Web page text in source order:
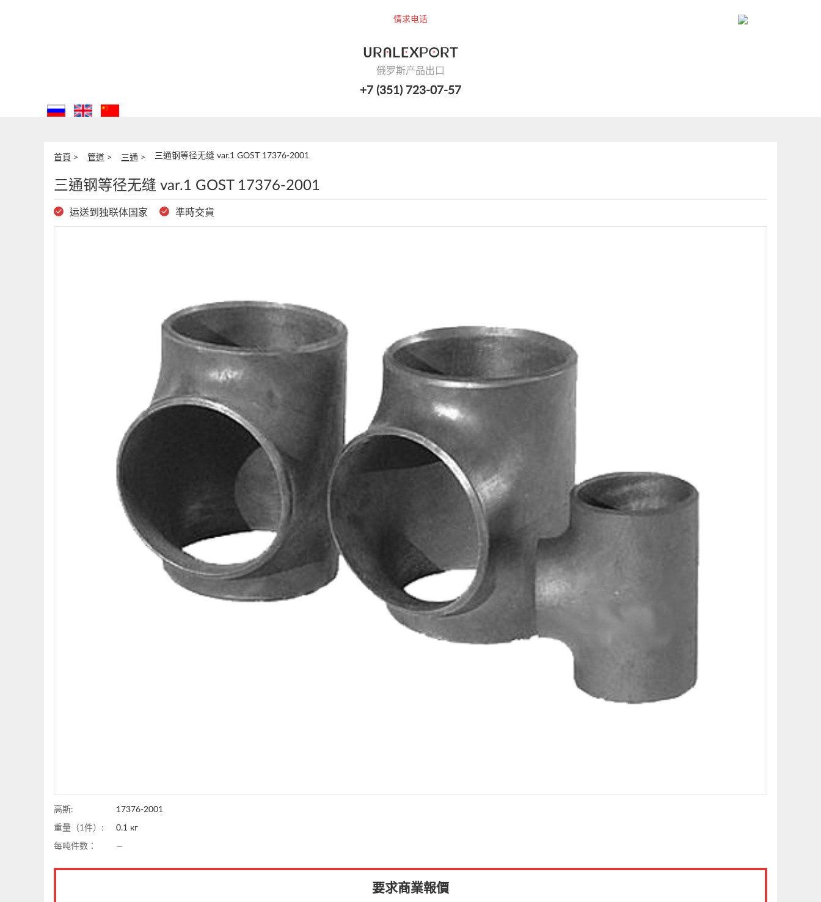
情求电话
俄罗斯产品出口
+7 (351) 723-07-57
首頁 管道 三通 三通钢等径无缝 var.1 GOST 17376-2001
三通钢等径无缝 var.1 GOST 17376-2001
运送到独联体国家 準時交貨
高斯: 17376-2001
重量（1件）: 0.1 кг
每吨件数： —
要求商業報價